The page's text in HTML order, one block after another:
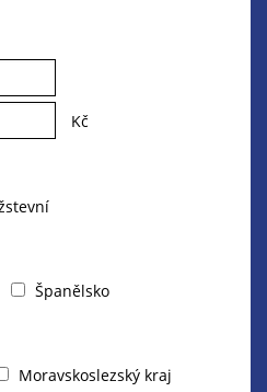
Kč
Španělsko
Moravskoslezský kraj